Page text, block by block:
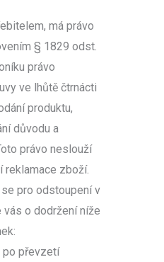
má právo
§ 1829 odst.
právo
ve lhůtě čtrnácti
produktu,
důvodu a
právo neslouží
reklamace zboží.
pro odstoupení v
o dodržení níže
po převzetí